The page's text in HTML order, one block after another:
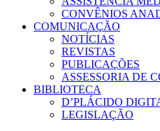
CONVÊNIOS
COMUNICAÇÃO
NOTÍCIAS
REVISTAS
PUBLICAÇÕES
ASSESSORIA DE
BIBLIOTECA
D’PLÁCIDO
LEGISLAÇÃO